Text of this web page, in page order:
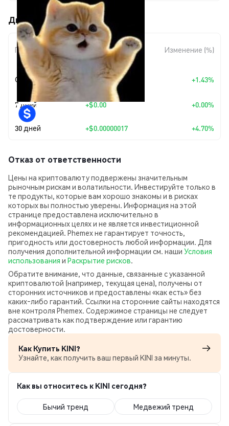
Движения цены Kini (KINI)
Период
Изменение
суммы
Изменение (%)
Сегодня $0.0 75191 +1.43%
7 дней +$0.00 +0.00%
30 дней +$0.00000017 +4.70%
Отказ от ответственности
Цены на криптовалюту подвержены значительным
рыночным рискам и волатильности. Инвестируйте только в
те продукты, которые вам хорошо знакомы и в рисках
которых вы полностью уверены. Информация на этой
странице предоставлена исключительно в
информационных целях и не является инвестиционной
рекомендацией. Phemex не гарантирует точность,
пригодность или достоверность любой информации. Для
получения дополнительной информации см. наши Условия
использования и Раскрытие рисков.
Обратите внимание, что данные, связанные с указанной
криптовалютой (например, текущая цена), получены от
сторонних источников и предоставлены «как есть» без
каких‑либо гарантий. Ссылки на сторонние сайты находятся
вне контроля Phemex. Содержимое страницы не следует
рассматривать как подтверждение или гарантию
достоверности.
Как Купить KINI?
Узнайте, как получить ваш первый KINI за минуты.
Как вы относитесь к KINI сегодня?
Бычий тренд Медвежий тренд